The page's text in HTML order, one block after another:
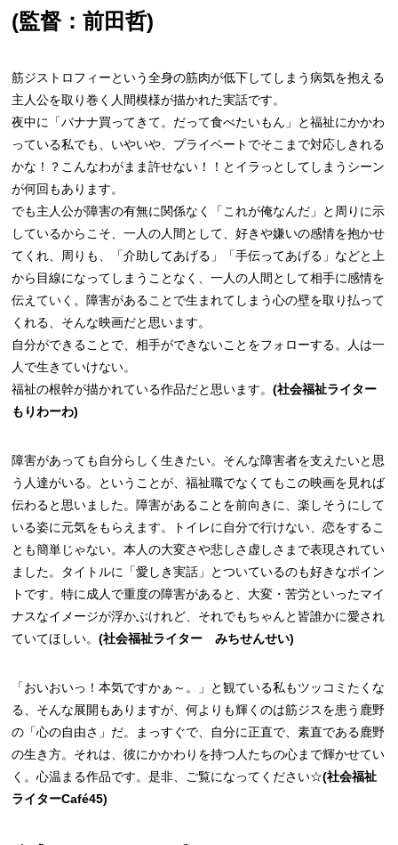
(監督：前田哲)
筋ジストロフィーという全身の筋肉が低下してしまう病気を抱える
主人公を取り巻く人間模様が描かれた実話です。
夜中に「バナナ買ってきて。だって食べたいもん」と福祉にかかわ
っている私でも、いやいや、プライベートでそこまで対応しきれる
かな！？こんなわがまま許せない！！とイラっとしてしまうシーン
が何回もあります。
でも主人公が障害の有無に関係なく「これが俺なんだ」と周りに示
しているからこそ、一人の人間として、好きや嫌いの感情を抱かせ
てくれ、周りも、「介助してあげる」「手伝ってあげる」などと上
から目線になってしまうことなく、一人の人間として相手に感情を
伝えていく。障害があることで生まれてしまう心の壁を取り払って
くれる、そんな映画だと思います。
自分ができることで、相手ができないことをフォローする。人は一
人で生きていけない。
福祉の根幹が描かれている作品だと思います。(社会福祉ライター
もりわーわ)
障害があっても自分らしく生きたい。そんな障害者を支えたいと思
う人達がいる。ということが、福祉職でなくてもこの映画を見れば
伝わると思いました。障害があることを前向きに、楽しそうにして
いる姿に元気をもらえます。トイレに自分で行けない、恋をするこ
とも簡単じゃない。本人の大変さや悲しさ虚しさまで表現されてい
ました。タイトルに「愛しき実話」とついているのも好きなポイン
トです。特に成人で重度の障害があると、大変・苦労といったマイ
ナスなイメージが浮かぶけれど、それでもちゃんと皆誰かに愛され
ていてほしい。(社会福祉ライター みちせんせい)
「おいおいっ！本気ですかぁ～。」と観ている私もツッコミたくな
る、そんな展開もありますが、何よりも輝くのは筋ジスを患う鹿野
の「心の自由さ」だ。まっすぐで、自分に正直で、素直である鹿野
の生き方。それは、彼にかかわりを持つ人たちの心まで輝かせてい
く。心温まる作品です。是非、ご覧になってください☆(社会福祉
ライターCafé45)